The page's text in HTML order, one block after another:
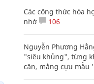
Các công thức hóa
nhớ
106
Nguyễn Phương
"siêu khủng", từng
cân, mắng cựu mẫu